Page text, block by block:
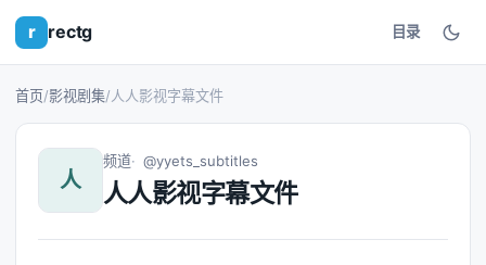
r rectg 目录
首页/影视剧集/ 人人影视字幕文件
人
频道 @yyets_subtitles
人人影视字幕文件